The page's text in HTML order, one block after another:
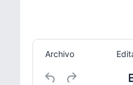
Archivo